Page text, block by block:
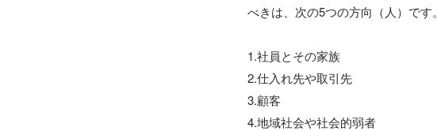
べきは、次の5つの方向（人）です。
1.社員とその家族
2.仕入れ先や取引先
3.顧客
4.地域社会や社会的弱者